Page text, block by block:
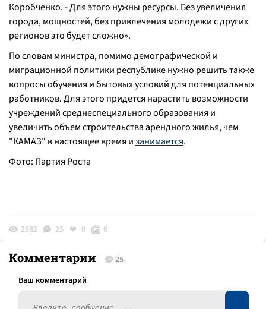
Коробченко. - Для этого нужны ресурсы. Без увеличения
города, мощностей, без привлечения молодежи с других
регионов это будет сложно».
По словам министра, помимо демографической и
миграционной политики республике нужно решить также
вопросы обучения и бытовых условий для потенциальных
работников. Для этого придется нарастить возможности
учреждений среднеспециального образования и
увеличить объем строительства арендного жилья, чем
"КАМАЗ" в настоящее время изанимается.
Фото: Партия Роста
2982 25 0 0
Комментарии 25